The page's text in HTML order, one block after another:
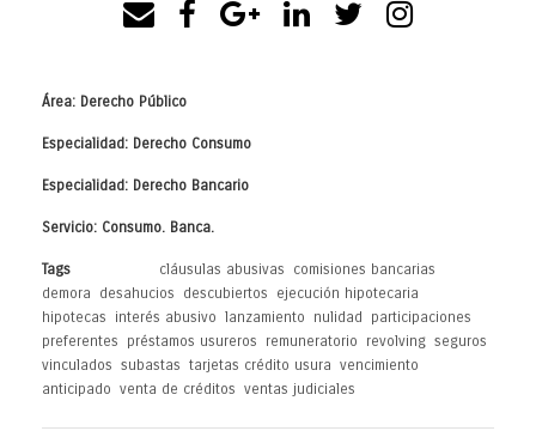
Área: Derecho Público
Especialidad: Derecho Consumo
Especialidad: Derecho Bancario
Servicio: Consumo. Banca.
Tags cláusulas abusivas comisiones bancarias
demora
desahucios descubiertos ejecución hipotecaria
hipotecas
interés abusivo lanzamiento nulidad
participaciones
preferentes
préstamos usureros remuneratorio revolving seguros
vinculados subastas tarjetas crédito usura vencimiento
anticipado venta de créditos ventas judiciales